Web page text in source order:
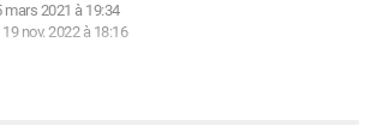
mars 2021 à 19:34
19 nov. 2022 à 18:16